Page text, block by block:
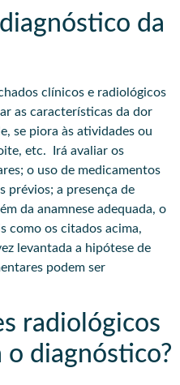
da
clínicos e radiológicos
as características da dor
se piora às atividades ou
etc. Irá avaliar os
o uso de medicamentos
prévios; a presença de
da anamnese adequada, o
como os citados acima,
levantada a hipótese de
podem ser
radiológicos
diagnóstico?